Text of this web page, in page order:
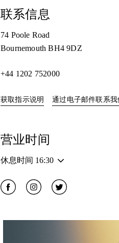
联系信息
74 Poole Road
Bournemouth BH4 9DZ
+44 1202 752000
获取指示说明 Link Opens in New Tab
通过电子邮件联系我
营业时间
休息时间 16:30
Click to open Facebook
Link Opens in New Tab
Click to open Instagram
Link Opens in New Tab
Click to open Twitter
Link Opens in